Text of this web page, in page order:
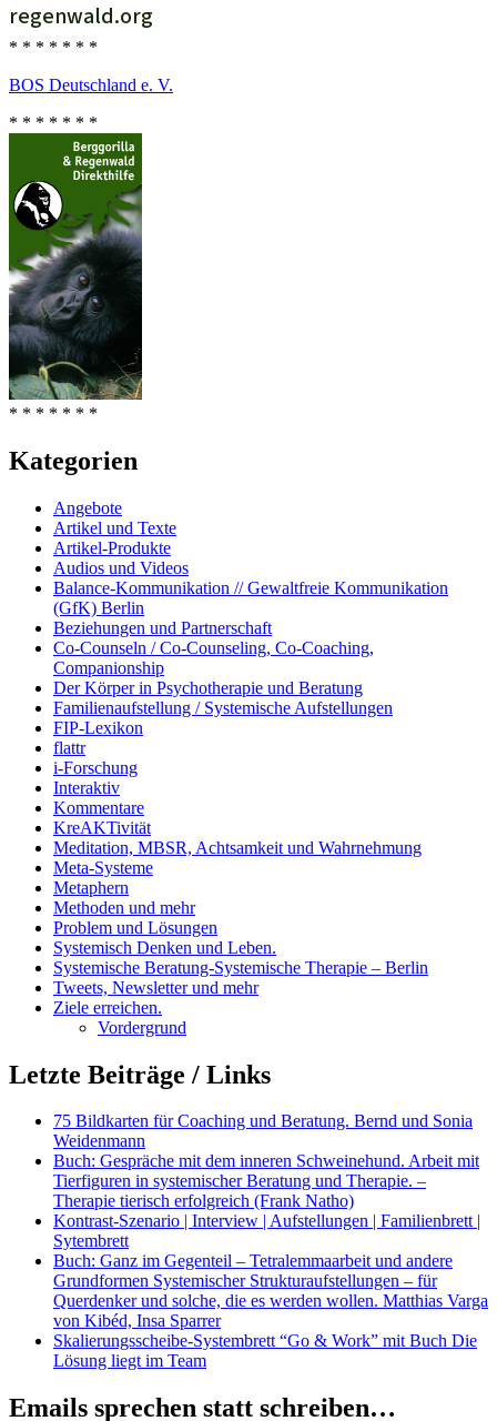
* * * * * * *
BOS Deutschland e. V.
* * * * * * *
* * * * * * *
Kategorien
Angebote
Artikel und Texte
Artikel-Produkte
Audios und Videos
Balance-Kommunikation // Gewaltfreie Kommunikation
(GfK) Berlin
Beziehungen und Partnerschaft
Co-Counseln / Co-Counseling, Co-Coaching,
Companionship
Der Körper in Psychotherapie und Beratung
Familienaufstellung / Systemische Aufstellungen
FIP-Lexikon
flattr
i-Forschung
Interaktiv
Kommentare
KreAKTivität
Meditation, MBSR, Achtsamkeit und Wahrnehmung
Meta-Systeme
Metaphern
Methoden und mehr
Problem und Lösungen
Systemisch Denken und Leben.
Systemische Beratung-Systemische Therapie – Berlin
Tweets, Newsletter und mehr
Ziele erreichen.
Vordergrund
Letzte Beiträge / Links
75 Bildkarten für Coaching und Beratung. Bernd und Sonia
Weidenmann
Buch: Gespräche mit dem inneren Schweinehund. Arbeit mit
Tierfiguren in systemischer Beratung und Therapie. –
Therapie tierisch erfolgreich (Frank Natho)
Kontrast-Szenario | Interview | Aufstellungen | Familienbrett |
Sytembrett
Buch: Ganz im Gegenteil – Tetralemmaarbeit und andere
Grundformen Systemischer Strukturaufstellungen – für
Querdenker und solche, die es werden wollen. Matthias Varga
von Kibéd, Insa Sparrer
Skalierungsscheibe-Systembrett “Go & Work” mit Buch Die
Lösung liegt im Team
Emails sprechen statt schreiben…